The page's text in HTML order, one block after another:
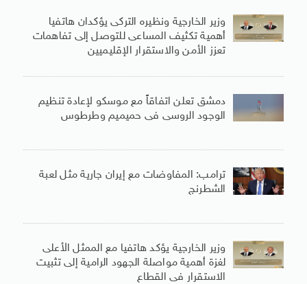
وزير الخارجية ونظيره التركى يؤكدان هاتفيا
أهمية تكثيف المساعى للتوصل إلى تفاهمات
تعزز الأمن والاستقرار الإقليميين
دمشق تعلن اتفاقاً مع موسكو لإعادة تنظيم
الوجود الروسى فى حميميم وطرطوس
ترامب: المفاوضات مع إيران جارية مثل لعبة
الشطرنج
وزير الخارجية يؤكد هاتفيا مع الممثل الأعلى
لغزة أهمية مواصلة الجهود الرامية إلى تثبيت
الاستقرار فى القطاع